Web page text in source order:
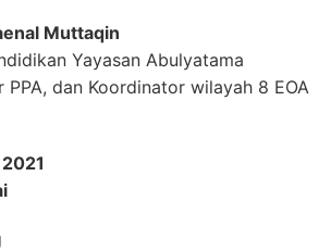
Muttaqin
Yayasan Abulyatama
PPA, dan Koordinator wilayah 8 EOA